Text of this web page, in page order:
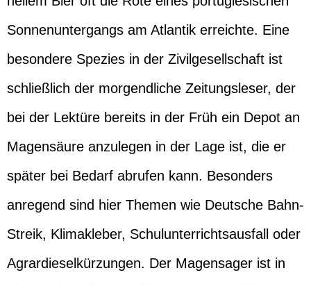
Sonnenuntergangs am Atlantik erreichte. Eine
besondere Spezies in der Zivilgesellschaft ist
schließlich der morgendliche Zeitungsleser, der
bei der Lektüre bereits in der Früh ein Depot an
Magensäure anzulegen in der Lage ist, die er
später bei Bedarf abrufen kann. Besonders
anregend sind hier Themen wie Deutsche Bahn-
Streik, Klimakleber, Schulunterrichtsausfall oder
Agrardieselkürzungen. Der Magensager ist in